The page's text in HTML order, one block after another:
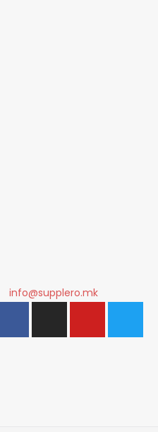
info@supplero.mk